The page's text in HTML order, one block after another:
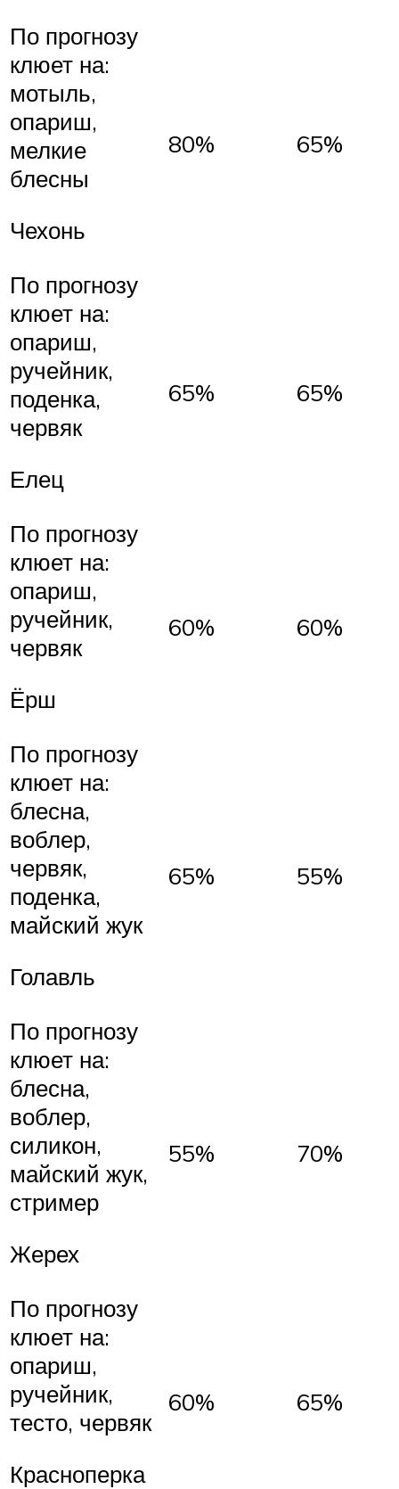
По прогнозу
клюет на:
мотыль,
опариш,
мелкие
блесны
Чехонь
80% 65%
По прогнозу
клюет на:
опариш,
ручейник,
поденка,
червяк
Елец
65% 65%
По прогнозу
клюет на:
опариш,
ручейник,
червяк
Ёрш
60% 60%
По прогнозу
клюет на:
блесна,
воблер,
червяк,
поденка,
майский жук
Голавль
65% 55%
По прогнозу
клюет на:
блесна,
воблер,
силикон,
майский жук,
стример
Жерех
55% 70%
По прогнозу
клюет на:
опариш,
ручейник,
тесто, червяк
Красноперка
60% 65%